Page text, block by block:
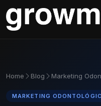
Home Blog Marketing
MARKETING